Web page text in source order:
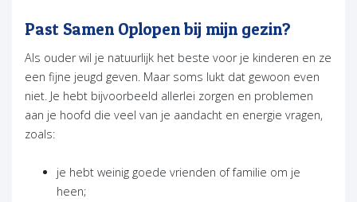
Past Samen Oplopen bij mijn gezin?
Als ouder wil je natuurlijk het beste voor je kinderen en ze
een fijne jeugd geven. Maar soms lukt dat gewoon even
niet. Je hebt bijvoorbeeld allerlei zorgen en problemen
aan je hoofd die veel van je aandacht en energie vragen,
zoals:
je hebt weinig goede vrienden of familie om je
heen;